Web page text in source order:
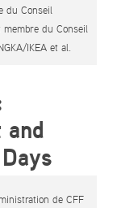
du Conseil
membre du Conseil
IKEA et al.
and
de CFF